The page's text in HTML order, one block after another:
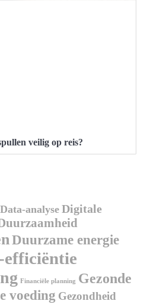
veilig op reis?
Data-analyse Digitale
Duurzame energie
efficiëntie
Financiële planning Gezonde
voeding Gezondheid